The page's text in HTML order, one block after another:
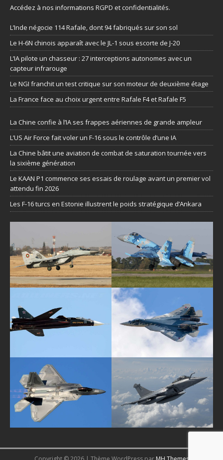
Accédez à nos informations RGPD et confidentialités.
L’Inde négocie 114 Rafale, dont 94 fabriqués sur son sol
Le H-6N chinois apparaît avec le JL-1 sous escorte de J-20
L’IA pilote un chasseur : 27 interceptions autonomes avec un
capteur infrarouge
Le NGI franchit un test critique sur son moteur de deuxième étage
La France face au choix urgent entre Rafale F4 et Rafale F5
La Chine confie à l’IA ses frappes aériennes de grande ampleur
L’US Air Force fait voler un F-16 sous le contrôle d’une IA
La Chine bâtit une aviation de combat de saturation tournée vers
la sixième génération
Le KAAN P1 commence ses essais de roulage avant un premier vol
attendu fin 2026
Les F-16 turcs en Estonie illustrent le poids stratégique d’Ankara